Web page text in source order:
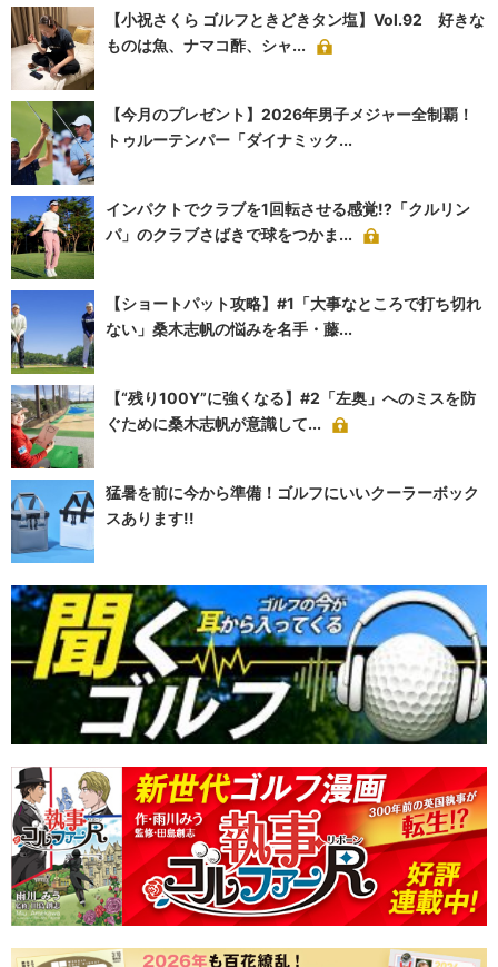
【小祝さくら ゴルフときどきタン塩】Vol.92 好きな
ものは魚、ナマコ酢、シャ...
【今月のプレゼント】2026年男子メジャー全制覇！
トゥルーテンパー「ダイナミック...
インパクトでクラブを1回転させる感覚!?「クルリン
パ」のクラブさばきで球をつかま...
【ショートパット攻略】#1「大事なところで打ち切れ
ない」桑木志帆の悩みを名手・藤...
【“残り100Y”に強くなる】#2「左奥」へのミスを防
ぐために桑木志帆が意識して...
猛暑を前に今から準備！ゴルフにいいクーラーボック
スあります!!